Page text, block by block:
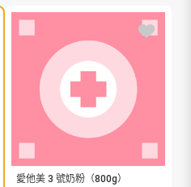
愛他美 3 號奶粉（800g）